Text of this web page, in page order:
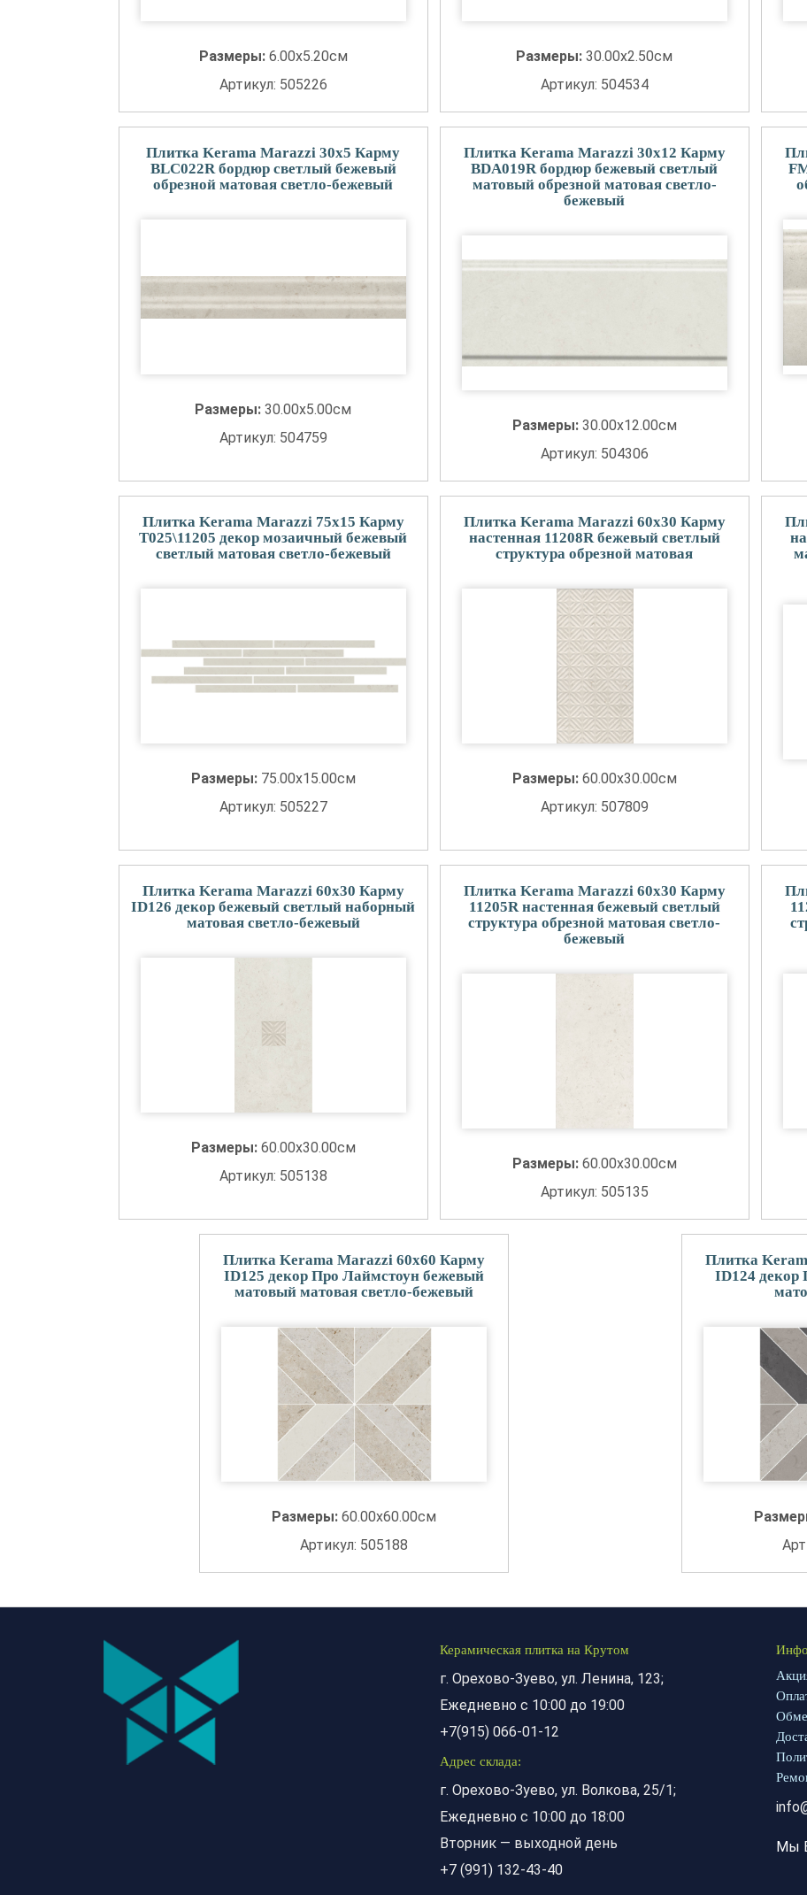
Размеры: 6.00x5.20см
Артикул: 505226
Размеры:30.00x2.50см
Артикул: 504534
Плитка Kerama Marazzi 30x5 Карму
BLC022R бордюр светлый бежевый
обрезной матовая светло-бежевый
Размеры:30.00x5.00см
Артикул: 504759
Плитка Kerama Marazzi 30x12 Карму
BDA019R бордюр бежевый светлый
матовый обрезной матовая светло-
бежевый
Размеры: 30.00x12.00см
Артикул: 504306
Плитка Kerama Marazzi 75x15 Карму
T025\11205 декор мозаичный бежевый
светлый матовая светло-бежевый
Размеры: 75.00x15.00см
Артикул: 505227
Плитка Kerama Marazzi 60x30 Карму
настенная 11208R бежевый светлый
структура обрезной матовая
Размеры: 60.00x30.00см
Артикул: 507809
Плитка Kerama Marazzi 60x30 Карму
ID126 декор бежевый светлый наборный
матовая светло-бежевый
Размеры: 60.00x30.00см
Артикул: 505138
Плитка Kerama Marazzi 60x30 Карму
11205R настенная бежевый светлый
структура обрезной матовая светло-
бежевый
Размеры: 60.00x30.00см
Артикул: 505135
Плитка Kerama Marazzi 60x60 Карму
ID125 декор Про Лаймстоун бежевый
матовый матовая светло-бежевый
Размеры: 60.00x60.00см
Артикул: 505188
Плитка
ID124 декор
Керамическая плитка на Крутом
г. Орехово-Зуево, ул. Ленина, 123;
Ежедневно с 10:00 до 19:00
+7(915) 066-01-12
Адрес склада:
г. Орехово-Зуево, ул. Волкова, 25/1;
Ежедневно с 10:00 до 18:00
Вторник — выходной день
+7 (991) 132-43-40
Мы